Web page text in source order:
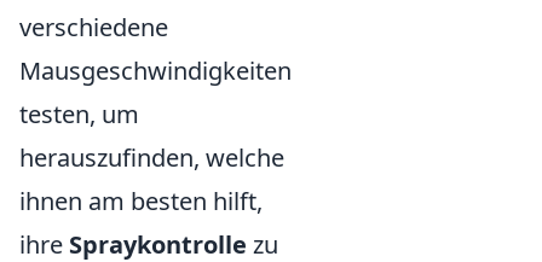
verschiedene
Mausgeschwindigkeiten
testen, um
herauszufinden, welche
ihnen am besten hilft,
ihre Spraykontrolle zu